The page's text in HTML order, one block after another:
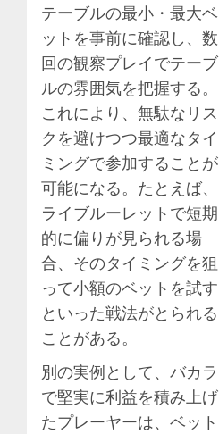
テーブルの最小・最大ベ
ットを事前に確認し、数
回の観察プレイでテーブ
ルの雰囲気を把握する。
これにより、無駄なリス
クを避けつつ最適なタイ
ミングで参加することが
可能になる。たとえば、
ライブルーレットで短期
的に偏りが見られる場
合、そのタイミングを狙
って小額のベットを試す
といった戦法がとられる
ことがある。
別の実例として、バカラ
で堅実に利益を積み上げ
たプレーヤーは、ベット